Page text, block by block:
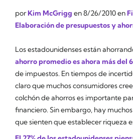
porKim McGrigg en8/26/2010en
Elaboración de presupuestos y
Los estadounidenses están
ahorro promedio es ahora más del
de impuestos. En tiempos de
claro que muchos consumidores
colchón de ahorros es importante
financiero. Sin embargo, hay
que sienten que establecer riqueza